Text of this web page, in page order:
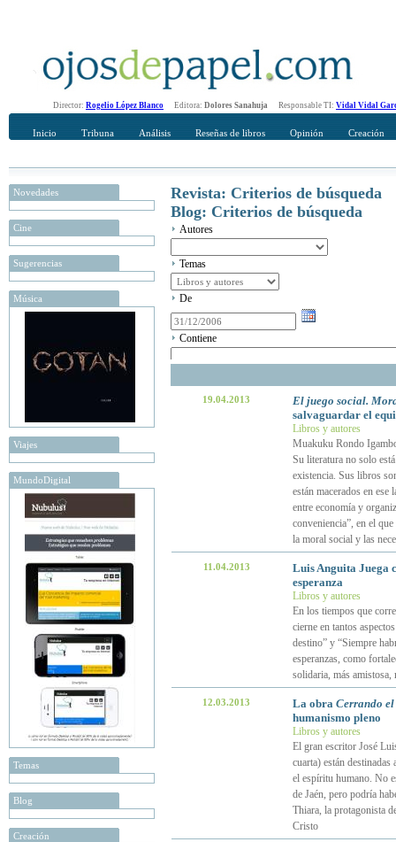
Director: Rogelio López Blanco Editora: Dolores Sanahuja Responsable TI: Vidal Vidal
Inicio Tribuna Análisis Reseñas de libros Opinión Creación
Novedades
Cine
Sugerencias
Música
Viajes
MundoDigital
Temas
Blog
Creación
Revista: Criterios de búsqueda
Blog: Criterios de búsqueda
Autores
Temas
De
Contiene
19.04.2013
El juego social.
salvaguardar el
Libros y autores
Muakuku Rondo
Su literatura no solo
existencia. Sus libros
están macerados en
entre economía y
conveniencia”, en el
la moral social y las
11.04.2013
Luis Anguita Juega
esperanza
Libros y autores
En los tiempos que
cierne en tantos
destino” y “Siempre
esperanzas, como
solidaria, más amistosa,
12.03.2013 La obra Cerrando
humanismo pleno
Libros y autores
El gran escritor José
cuarta) están
el espíritu humano. No
de Jaén, pero podría
Thiara, la protagonista
Cristo